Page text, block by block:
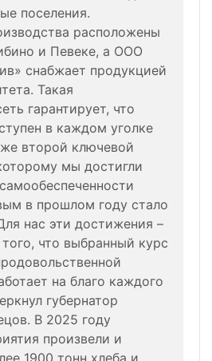
поселения.
расположены
и Певеке, а ООО
снабжает продукцией
Такая
гарантирует, что
в каждом уголке
второй ключевой
мы достигли
в прошлом году стало
нас эти достижения –
что выбранный курс
на благо каждого
губернатор
В 2025 году
произвели и